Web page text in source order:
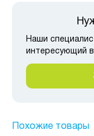
Наши
интересующий
Похожие товары